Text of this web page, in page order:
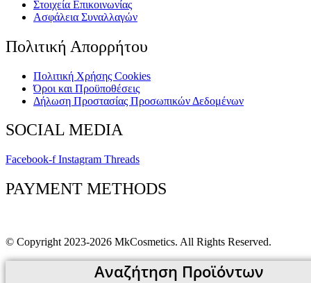
Στοιχεία Επικοινωνίας
Ασφάλεια Συναλλαγών
Πολιτική Απορρήτου
Πολιτική Xρήσης Cookies
Όροι και Προϋποθέσεις
Δήλωση Προστασίας Προσωπικών Δεδομένων
SOCIAL MEDIA
Facebook-f Instagram Threads
PAYMENT METHODS
© Copyright 2023-2026 MkCosmetics. All Rights Reserved.
Αναζήτηση Προϊόντων